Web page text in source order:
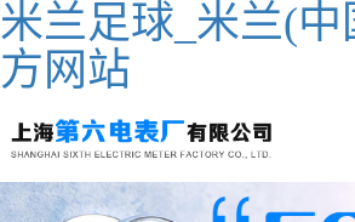
米兰足球_米兰(中
方网站